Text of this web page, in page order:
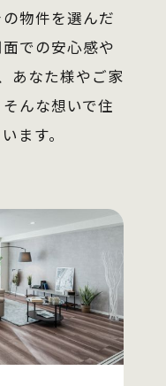
物件を選んだ
での安心感や
あなた様やご家
んな想いで住
ます。